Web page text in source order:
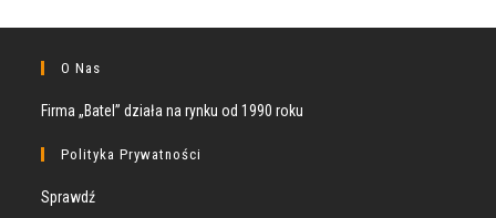
O Nas
Firma „Batel” działa na rynku od 1990 roku
Polityka Prywatności
Sprawdź